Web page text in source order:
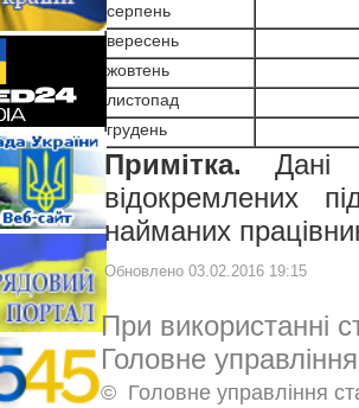
серпень
вересень
жовтень
листопад
грудень
Примітка. Дані
відокремлених
найманих
Обновлено 03.02.2016 19:15
При використанні
Головне
© Головне управління